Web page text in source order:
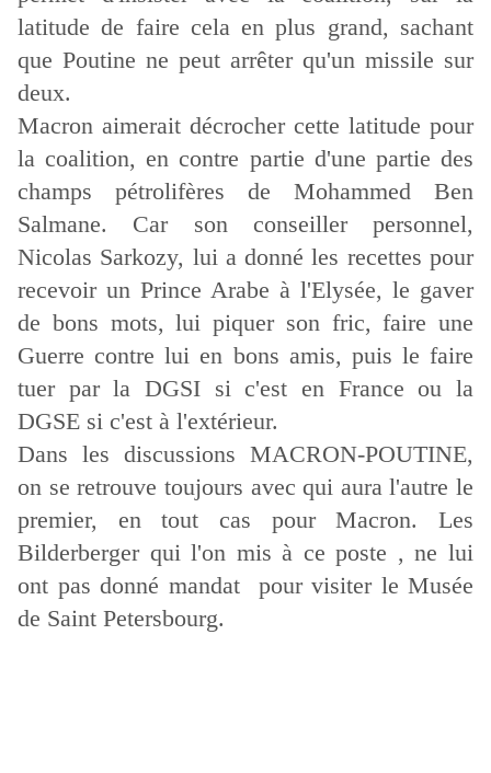
latitude de faire cela en plus grand, sachant
que Poutine ne peut arrêter qu'un missile sur
deux.
Macron aimerait décrocher cette latitude pour
la coalition, en contre partie d'une partie des
champs pétrolifères de Mohammed Ben
Salmane. Car son conseiller personnel,
Nicolas Sarkozy, lui a donné les recettes pour
recevoir un Prince Arabe à l'Elysée, le gaver
de bons mots, lui piquer son fric, faire une
Guerre contre lui en bons amis, puis le faire
tuer par la DGSI si c'est en France ou la
DGSE si c'est à l'extérieur.
Dans les discussions MACRON-POUTINE,
on se retrouve toujours avec qui aura l'autre le
premier, en tout cas pour Macron. Les
Bilderberger qui l'on mis à ce poste , ne lui
ont pas donné mandat pour visiter le Musée
de Saint Petersbourg.